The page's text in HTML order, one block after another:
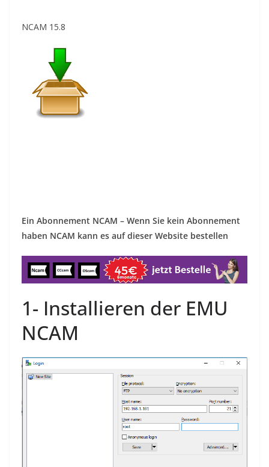
NCAM 15.8
Ein Abonnement NCAM – Wenn Sie kein Abonnement
haben NCAM kann es auf dieser Website bestellen
1- Installieren der EMU
NCAM